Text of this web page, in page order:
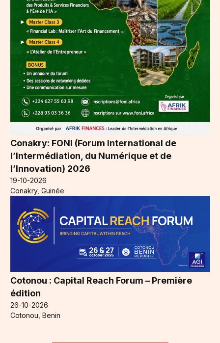
Conakry: FONI (Forum International de
l’Intermédiation, du Numérique et de
l’Innovation) 2026
19-10-2026
Conakry, Guinée
Cotonou : Capital Reach Forum – Première
édition
26-10-2026
Cotonou, Benin